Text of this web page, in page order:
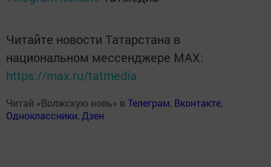
Читайте новости Татарстана в
национальном мессенджере MАХ:
https://max.ru/tatmedia
Читай «Волжскую новь» в Телеграм, Вконтакте,
Одноклассники, Дзен